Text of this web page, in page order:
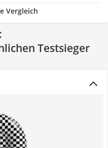
Vergleich
Testsieger